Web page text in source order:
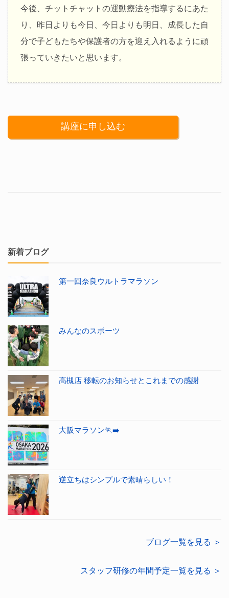
今後、チットチャットの運動療法を指導するにあた
り、昨日よりも今日、今日よりも明日、成長した自
分で子どもたちや保護者の方を迎え入れるように頑
張っていきたいと思います。
講座に申し込む
新着ブログ
第一回奈良ウルトラマラソン
みんなのスポーツ
高槻店 移転のお知らせとこれまでの感謝
大阪マラソン🏃‍➡️
逆立ちはシンプルで素晴らしい！
ブログ一覧を見る ＞
スタッフ研修の年間予定一覧を見る ＞